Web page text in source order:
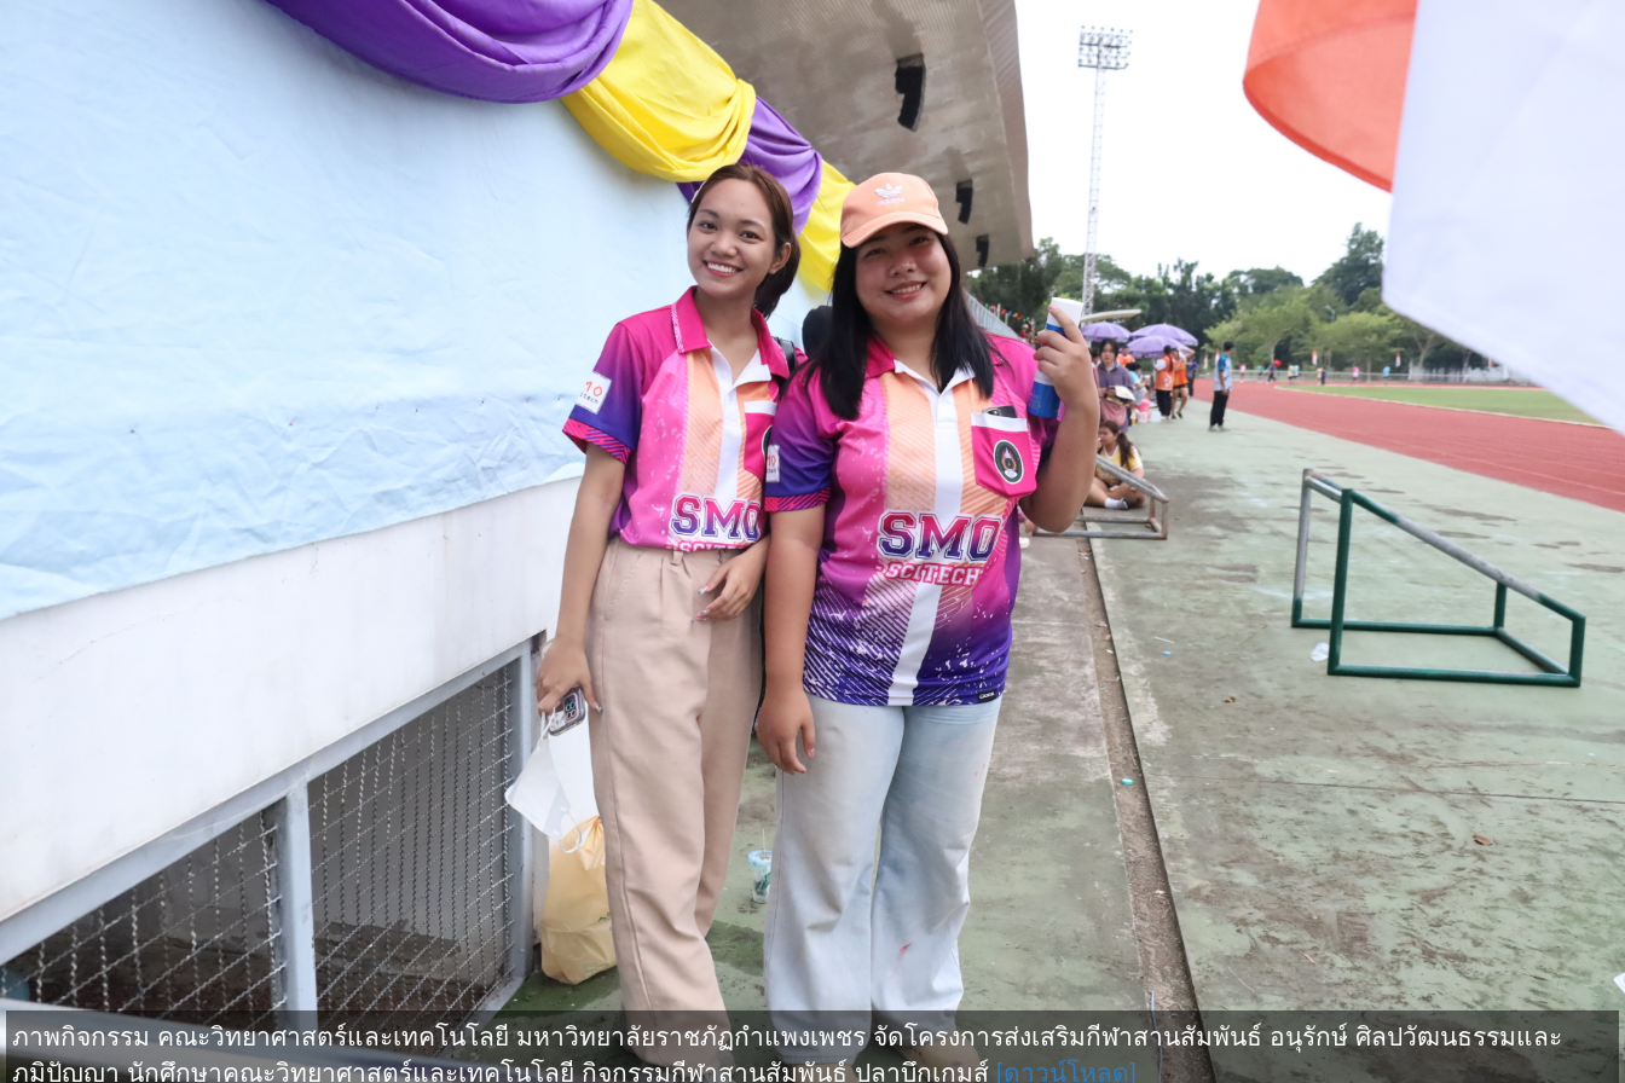
ภาพกิจกรรม คณะวิทยาศาสตร์และเทคโนโลยี มหาวิทยาลัยราชภัฏกำแพงเพชร จัดโครงการส่งเสริมกีฬาสานสัมพันธ์ อนุรักษ์ ศิลปวัฒนธรรมและ
ภูมิปัญญา นักศึกษาคณะวิทยาศาสตร์และเทคโนโลยี กิจกรรมกีฬาสานสัมพันธ์ ปลาบึกเกมส์ [ดาวน์โหลด]